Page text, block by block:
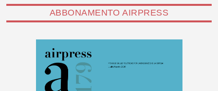
ABBONAMENTO AIRPRESS